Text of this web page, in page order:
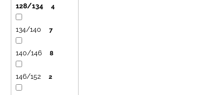
128/134 4
134/140 7
140/146 8
146/152 2
395
Kč